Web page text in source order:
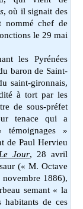
, où il signait des
nommé chef de
le 29 mai
les Pyrénées
baron de Saint-
saint-gironnais,
à tort par les
de sous-préfet
tenace qui a
»
de Paul Hervieu
Jour, 28 avril
(« M. Octave
novembre 1886),
semant « la
habitants de ces